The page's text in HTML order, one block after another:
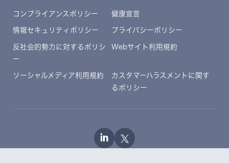
コンプライアンスポリシー 健康宣言
情報セキュリティポリシー プライバシーポリシー
反社会的勢力に対するポリシ
ー
Webサイト利用規約
ソーシャルメディア利用規約
カスタマーハラスメントに関す
るポリシー